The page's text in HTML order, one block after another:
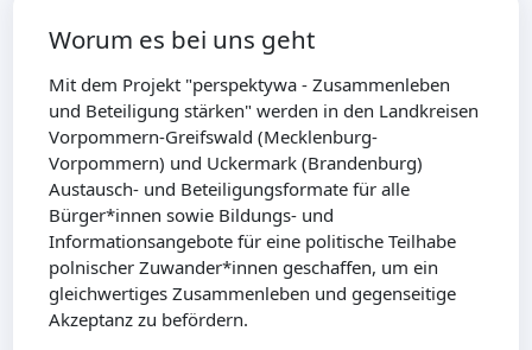
Worum es bei uns geht
Mit dem Projekt "perspektywa - Zusammenleben
und Beteiligung stärken" werden in den Landkreisen
Vorpommern-Greifswald (Mecklenburg-
Vorpommern) und Uckermark (Brandenburg)
Austausch- und Beteiligungsformate für alle
Bürger*innen sowie Bildungs- und
Informationsangebote für eine politische Teilhabe
polnischer Zuwander*innen geschaffen, um ein
gleichwertiges Zusammenleben und gegenseitige
Akzeptanz zu befördern.